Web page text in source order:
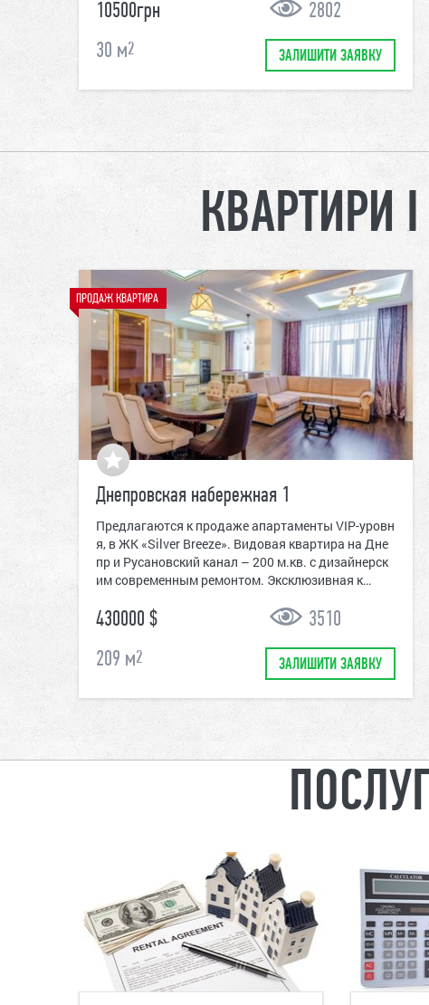
10500грн
2802
30 м2 ЗАЛИШИТИ ЗАЯВКУ
КВАРТИРИ
ПРОДАЖ КВАРТИРА
Днепровская набережная 1
Предлагаются к продаже апартаменты VIP-уровн
я, в ЖК «Silver Breeze». Видовая квартира на Дне
пр и Русановский канал – 200 м.кв. с дизайнерск
им современным ремонтом. Эксклюзивная к…
430000 $
3510
209 м2 ЗАЛИШИТИ ЗАЯВКУ